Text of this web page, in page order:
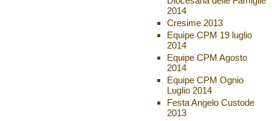
2014
Cresime 2013
Equipe CPM 19 luglio
2014
Equipe CPM Agosto
2014
Equipe CPM Ognio
Luglio 2014
Festa Angelo Custode
2013